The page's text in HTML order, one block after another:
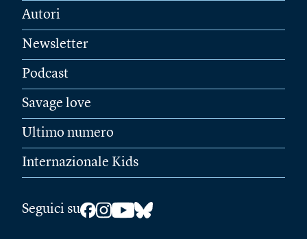
Autori
Newsletter
Podcast
Savage love
Ultimo numero
Internazionale Kids
Seguici su